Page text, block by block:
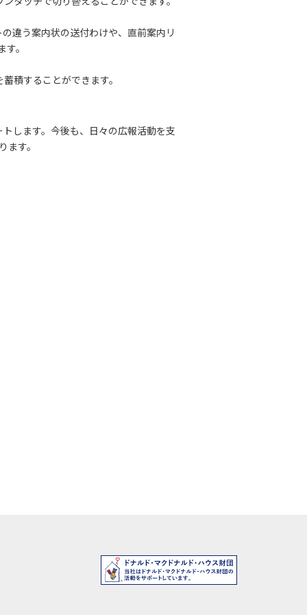
違う案内状の送付わけや、直前案内リ
。
積することができます。
します。今後も、日々の広報活動を支
す。